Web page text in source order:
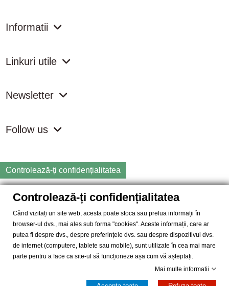
Informatii
Linkuri utile
Newsletter
Follow us
Controlează-ți confidențialitatea
Copyright
2026 samdistribution.ro - Magazin online cu Produse
SAM DISTRIBUTION S.R.L.- Cod fiscal: RO14935035, Registrul
Comertului: J40/10004/2002, Adresa: Str. Dimieni, nr. 7, Bucuresti,
sector 5.
Controlează-ți confidențialitatea
Când vizitați un site web, acesta poate stoca sau prelua informații în
browser-ul dvs., mai ales sub forma "cookies". Aceste informații, care ar
putea fi despre dvs., despre preferințele dvs. sau despre dispozitivul dvs.
de internet (computere, tablete sau mobile), sunt utilizate în cea mai mare
parte pentru a face ca site-ul să funcționeze așa cum vă așteptați.
Mai multe informatii